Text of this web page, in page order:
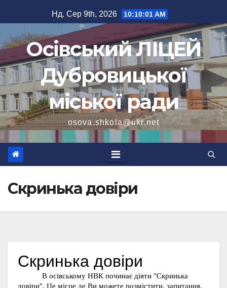
до
вмісту
Нд. Сер 9th, 2026 10:10:01 AM
Осівський ЛІЦЕЙ
Дубровицької
міської ради
osova.shkola@ukr.net
Скринька довіри